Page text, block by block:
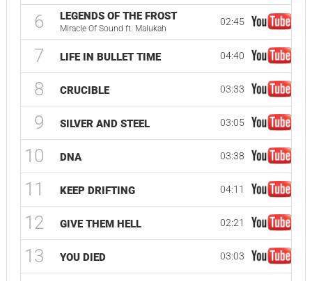
6 LEGENDS OF THE FROST
Miracle Of Sound ft. Malukah
02:45
7 LIFE IN BULLET TIME 04:40
8 CRUCIBLE 03:33
9 SILVER AND STEEL 03:05
10 DNA 03:38
11 KEEP DRIFTING 04:11
12 GIVE THEM HELL 02:21
13 YOU DIED 03:03